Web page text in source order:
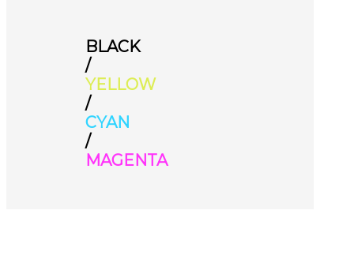
BLACK
/
YELLOW
/
CYAN
/
MAGENTA